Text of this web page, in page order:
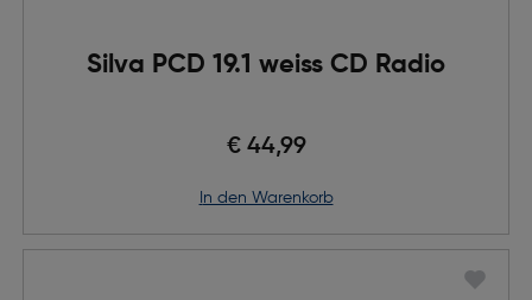
Silva PCD 19.1 weiss CD Radio
€ 44,99
in den Warenkorb